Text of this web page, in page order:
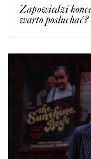
Zapowiedzi
warto posłuchać?